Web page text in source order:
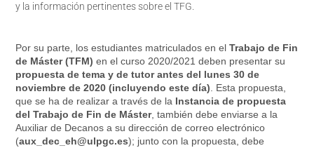
y la información pertinentes sobre el TFG.
Por su parte, los estudiantes matriculados en elTrabajo de Fin
de Máster (TFM) en el curso 2020/2021 deben presentar su
propuesta de tema y de tutor antes del lunes 30 de
noviembre de 2020 (incluyendo este día). Esta propuesta,
que se ha de realizar a través de la Instancia de propuesta
del Trabajo de Fin de Máster, también debe enviarse a la
Auxiliar de Decanos a su dirección de correo electrónico
(aux_dec_eh@ulpgc.es); junto con la propuesta, debe